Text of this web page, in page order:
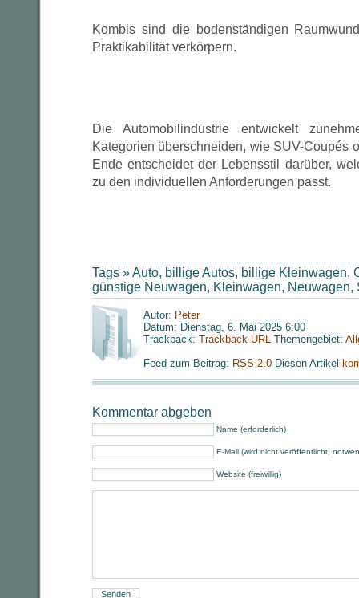
Kombis sind die bodenständigen
Praktikabilität verkörpern.
Die Automobilindustrie entwickelt
Kategorien überschneiden, wie SUV-Coupés
Ende entscheidet der Lebensstil darüber,
zu den individuellen Anforderungen passt.
Tags »Auto, billige Autos, billige Kleinwagen,
günstige Neuwagen, Kleinwagen, Neuwagen,
Autor: Peter
Datum: Dienstag, 6. Mai 2025 6:00
Trackback: Trackback-URL Themengebiet:
Feed zum Beitrag: RSS 2.0 Diesen Artikel
Kommentar abgeben
Name (erforderlich)
E-Mail (wird nicht veröffentlicht,
Website (freiwillig)